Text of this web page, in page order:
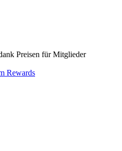
Preisen für Mitglieder
Rewards